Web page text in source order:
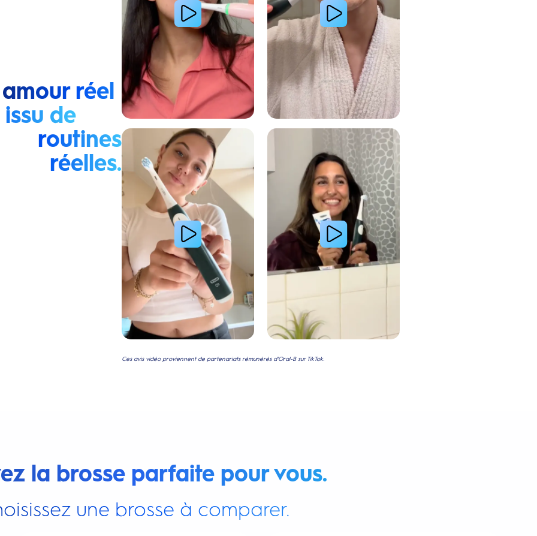
réel
issu de
routines
réelles.
Lire la vidéo : La routine du matin d’une jeune femme avec le système de brosse à dents électrique Oral-B
Lire la vidéo : Le secret d’une jeune femme pour des dents plus blanches
Ces avis vidéo proviennent de partenariats rémunérés d'Oral-B sur TikTok.
la brosse parfaite pour vous.
une brosse à comparer.